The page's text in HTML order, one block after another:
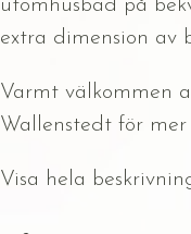
utomhusbad på
extra dimension av
Varmt välkommen
Wallenstedt för
Visa hela